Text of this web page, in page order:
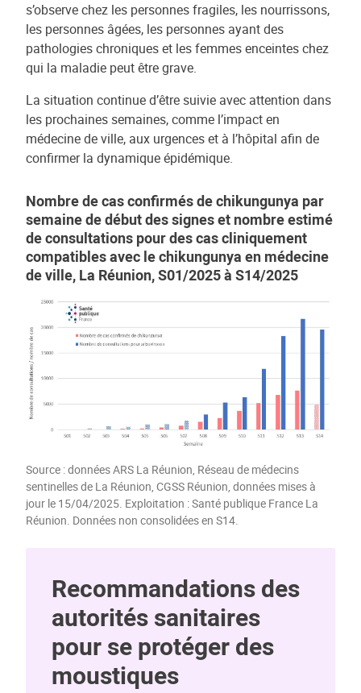
s’observe chez les personnes fragiles, les nourrissons,
les personnes âgées, les personnes ayant des
pathologies chroniques et les femmes enceintes chez
qui la maladie peut être grave.
La situation continue d’être suivie avec attention dans
les prochaines semaines, comme l’impact en
médecine de ville, aux urgences et à l’hôpital afin de
confirmer la dynamique épidémique.
Nombre de cas confirmés de chikungunya par
semaine de début des signes et nombre estimé
de consultations pour des cas cliniquement
compatibles avec le chikungunya en médecine
de ville, La Réunion, S01/2025 à S14/2025
Source : données ARS La Réunion, Réseau de médecins
sentinelles de La Réunion, CGSS Réunion, données mises à
jour le 15/04/2025. Exploitation : Santé publique France La
Réunion. Données non consolidées en S14.
Recommandations des
autorités sanitaires
pour se protéger des
moustiques